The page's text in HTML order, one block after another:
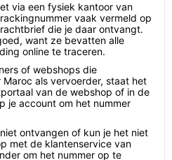
via een fysiek kantoor van
vaak vermeld op
die je daar ontvangt.
want ze bevatten alle
online te traceren.
of webshops die
als vervoerder, staat het
van de webshop of in de
je account om het nummer
ontvangen of kun je het niet
met de klantenservice van
om het nummer op te